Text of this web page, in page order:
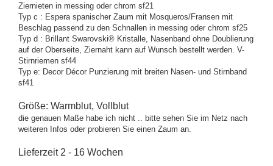
Ziernieten in messing oder chrom sf21
Typ c : Espera spanischer Zaum mit Mosqueros/Fransen mit
Beschlag passend zu den Schnallen in messing oder chrom sf25
Typ d : Brillant Swarovski® Kristalle, Nasenband ohne Doublierung
auf der Oberseite, Ziernaht kann auf Wunsch bestellt werden. V-
Stirnriemen sf44
Typ e: Decor Décor Punzierung mit breiten Nasen- und Stirnband
sf41
Größe: Warmblut, Vollblut
die genauen Maße habe ich nicht .. bitte sehen Sie im Netz nach
weiteren Infos oder probieren Sie einen Zaum an.
Lieferzeit 2 - 16 Wochen